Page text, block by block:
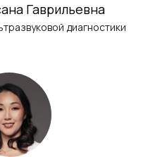
Гаврильевна
диагностики